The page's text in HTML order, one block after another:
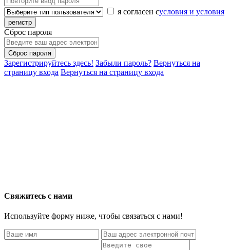
я согласен сусловия и условия
регистр
Сброс пароля
Сброс пароля
Зарегистрируйтесь здесь! Забыли пароль? Вернуться на
страницу входа Вернуться на страницу входа
Свяжитесь с нами
Используйте форму ниже, чтобы связаться с нами!